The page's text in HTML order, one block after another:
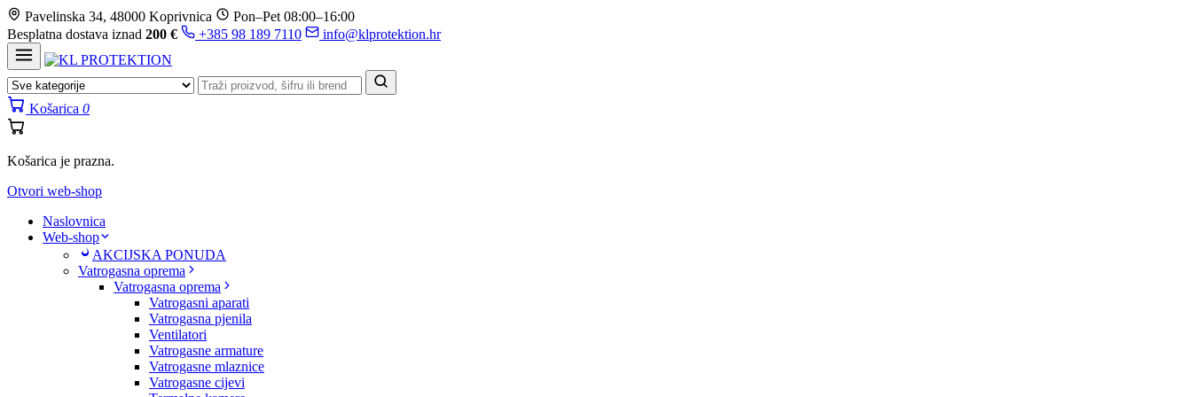
Prijeđi
na
sadržaj
Pavelinska 34, 48000 Koprivnica
Pon–Pet 08:00–16:00
Besplatna dostava iznad 200 € +385 98 189 7110 info@klprotektion.hr
Košarica 0
Košarica je prazna.
Otvori web-shop
Naslovnica
Web-shop
AKCIJSKA PONUDA
Vatrogasna oprema
Vatrogasna oprema
Vatrogasni aparati
Vatrogasna pjenila
Ventilatori
Vatrogasne armature
Vatrogasne mlaznice
Vatrogasne cijevi